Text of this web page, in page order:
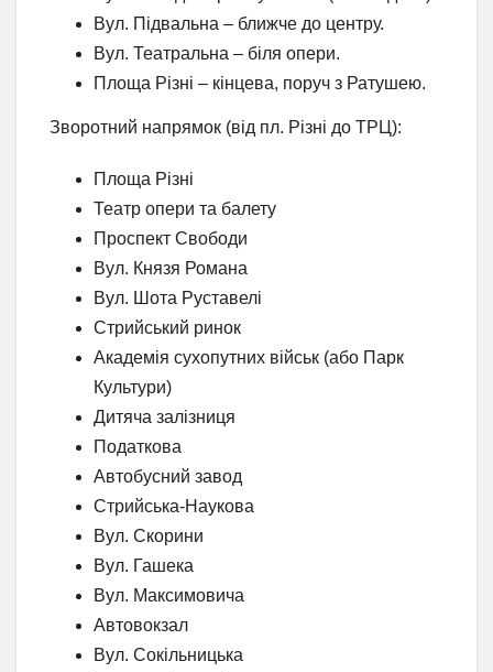
Вул. Підвальна – ближче до центру.
Вул. Театральна – біля опери.
Площа Різні – кінцева, поруч з Ратушею.
Зворотний напрямок (від пл. Різні до ТРЦ):
Площа Різні
Театр опери та балету
Проспект Свободи
Вул. Князя Романа
Вул. Шота Руставелі
Стрийський ринок
Академія сухопутних військ (або Парк
Культури)
Дитяча залізниця
Податкова
Автобусний завод
Стрийська-Наукова
Вул. Скорини
Вул. Гашека
Вул. Максимовича
Автовокзал
Вул. Сокільницька